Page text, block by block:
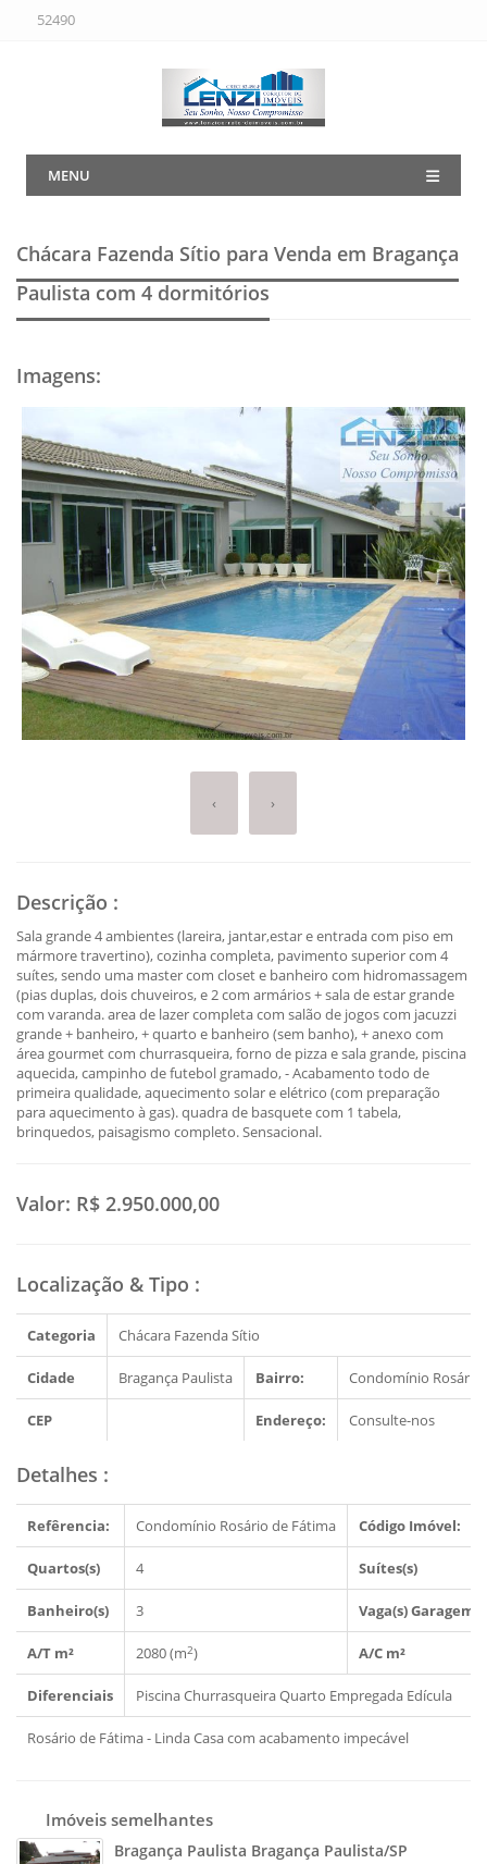
52490
MENU
Chácara Fazenda Sítio para Venda em Bragança
Paulista com 4 dormitórios
Imagens:
‹ ›
Descrição :
Sala grande 4 ambientes (lareira, jantar,estar e entrada com piso em
mármore travertino), cozinha completa, pavimento superior com 4
suítes, sendo uma master com closet e banheiro com hidromassagem
(pias duplas, dois chuveiros, e 2 com armários + sala de estar grande
com varanda. area de lazer completa com salão de jogos com jacuzzi
grande + banheiro, + quarto e banheiro (sem banho), + anexo com
área gourmet com churrasqueira, forno de pizza e sala grande, piscina
aquecida, campinho de futebol gramado, - Acabamento todo de
primeira qualidade, aquecimento solar e elétrico (com preparação
para aquecimento à gas). quadra de basquete com 1 tabela,
brinquedos, paisagismo completo. Sensacional.
Valor: R$ 2.950.000,00
Localização & Tipo :
Categoria Chácara Fazenda Sítio
Cidade Bragança Paulista Bairro: Condomínio Rosário
CEP Endereço: Consulte-nos
Detalhes :
Refêrencia: Condomínio Rosário de Fátima Código Imóvel:
Quartos(s) 4 Suítes(s)
Banheiro(s) 3 Vaga(s) Garagem
A/T m² 2080 (m2) A/C m²
Diferenciais PiscinaChurrasqueiraQuarto Empregada Edícula
Rosário de Fátima - Linda Casa com acabamento impecável
Imóveis semelhantes
Bragança Paulista Bragança Paulista/SP